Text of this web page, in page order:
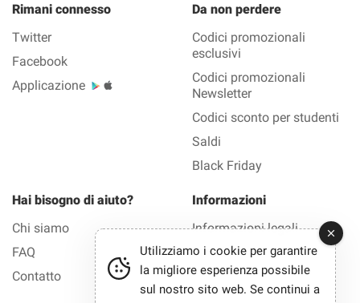
Rimani connesso
Twitter
Facebook
Applicazione
Da non perdere
Codici promozionali
esclusivi
Codici promozionali
Newsletter
Codici sconto per studenti
Saldi
Black Friday
Hai bisogno di aiuto?
Chi siamo
FAQ
Contatto
Informazioni
Informazioni legali
Privacy
Utilizziamo i cookie per garantire
la migliore esperienza possibile
sul nostro sito web. Se continui a